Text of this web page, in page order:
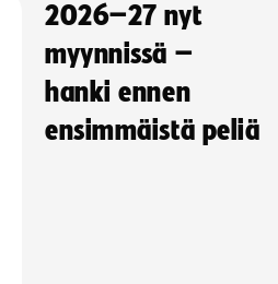
2026–27 nyt
myynnissä –
hanki ennen
ensimmäistä peliä